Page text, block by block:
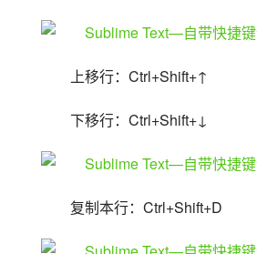
上移行：Ctrl+Shift+↑
下移行：Ctrl+Shift+↓
复制本行：Ctrl+Shift+D